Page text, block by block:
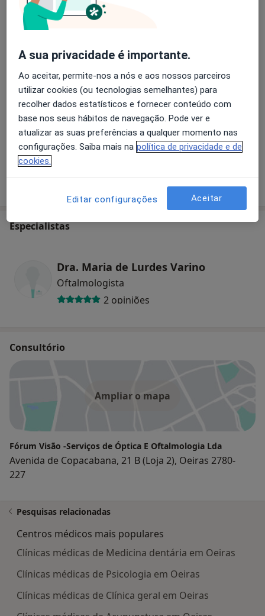
Primeira consulta Oftalmologia
Retorno de consultas Oftalmologia
Ecografía Ocular
Retinografia
Especialistas
Dra. Maria de Lurdes Varino
Oftalmologista
2 opiniões
Consultório
Ampliar o mapa
Fórum Visão -Serviços de Óptica E Oftalmologia Lda
Avenida de Copacabana, 21 B (Loja 2), Oeiras 2780-
227
Pesquisas relacionadas
Centros médicos mais populares
Clínicas médicas de Medicina dentária em Oeiras
Clínicas médicas de Psicologia em Oeiras
Clínicas médicas de Clínica geral em Oeiras
A sua privacidade é importante.
Ao aceitar, permite-nos a nós e aos nossos parceiros
utilizar cookies (ou tecnologias semelhantes) para
recolher dados estatísticos e fornecer conteúdo com
base nos seus hábitos de navegação. Pode ver e
atualizar as suas preferências a qualquer momento nas
configurações. Saiba mais na política de privacidade e de
cookies.
Editar configurações Aceitar